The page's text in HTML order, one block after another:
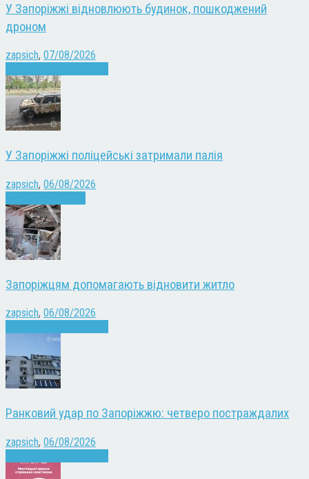
У Запоріжжі відновлюють будинок, пошкоджений
дроном
zapsich, 07/08/2026
У Запоріжжі поліцейські затримали палія
zapsich, 06/08/2026
Запоріжцям допомагають відновити житло
zapsich, 06/08/2026
Ранковий удар по Запоріжжю: четверо постраждалих
zapsich, 06/08/2026